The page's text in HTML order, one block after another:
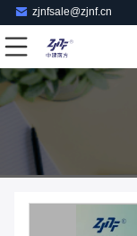
zjnfsale@zjnf.cn